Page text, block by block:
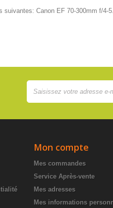
Canon EF 70-300mm f/
Mon compte
Mes commandes
Service Après-vente
Mes adresses
Mes informations